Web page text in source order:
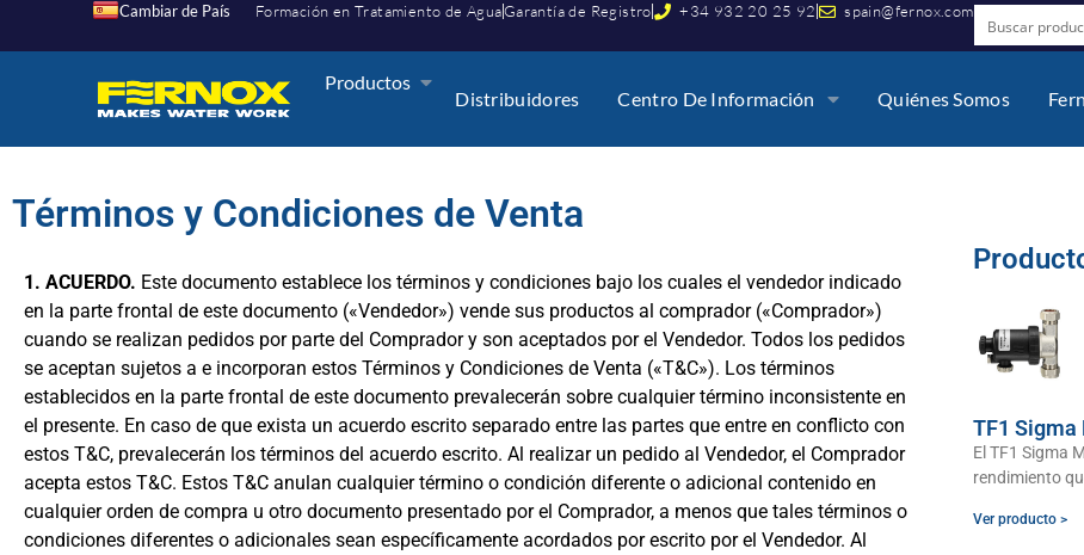
Cambiar de País Formación en Tratamiento de AguaGarantía de Registro +34 932 20 25 92 spain@fernox.com
Productos
Distribuidores Centro De Información Quiénes Somos
Términos y Condiciones de Venta
1. ACUERDO. Este documento establece los términos y condiciones bajo los cuales el vendedor indicado
en la parte frontal de este documento («Vendedor») vende sus productos al comprador («Comprador»)
cuando se realizan pedidos por parte del Comprador y son aceptados por el Vendedor. Todos los pedidos
se aceptan sujetos a e incorporan estos Términos y Condiciones de Venta («T&C»). Los términos
establecidos en la parte frontal de este documento prevalecerán sobre cualquier término inconsistente en
el presente. En caso de que exista un acuerdo escrito separado entre las partes que entre en conflicto con
estos T&C, prevalecerán los términos del acuerdo escrito. Al realizar un pedido al Vendedor, el Comprador
acepta estos T&C. Estos T&C anulan cualquier término o condición diferente o adicional contenido en
cualquier orden de compra u otro documento presentado por el Comprador, a menos que tales términos o
condiciones diferentes o adicionales sean específicamente acordados por escrito por el Vendedor. Al
TF1 Sigma
El TF1 Sigma
rendimiento
Ver producto >